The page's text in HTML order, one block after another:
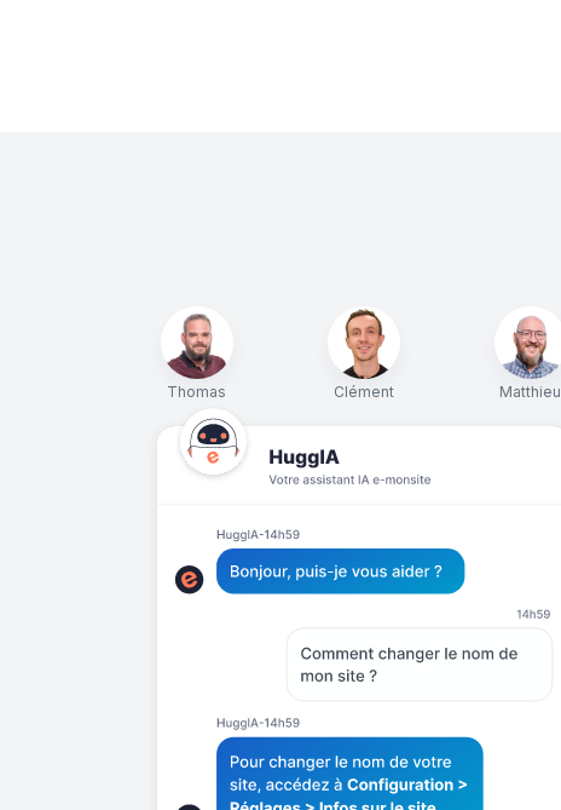
Thomas Clément Matthieu